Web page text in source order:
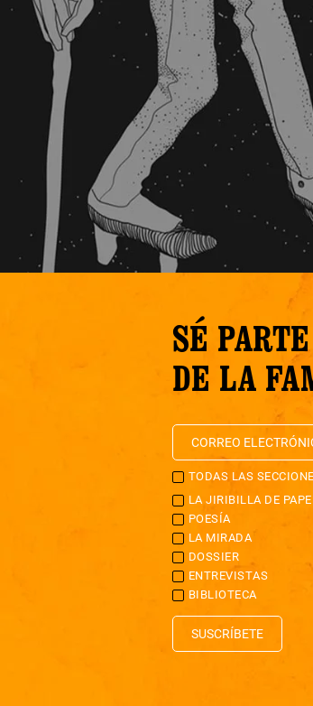
SÉ PARTE
DE LA
TODAS LAS
LA JIRIBILLA DE
POESÍA
LA MIRADA
DOSSIER
ENTREVISTAS
BIBLIOTECA
SUSCRÍBETE